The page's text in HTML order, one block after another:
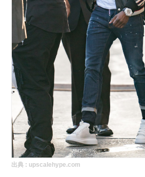
出典 : upscalehype.com